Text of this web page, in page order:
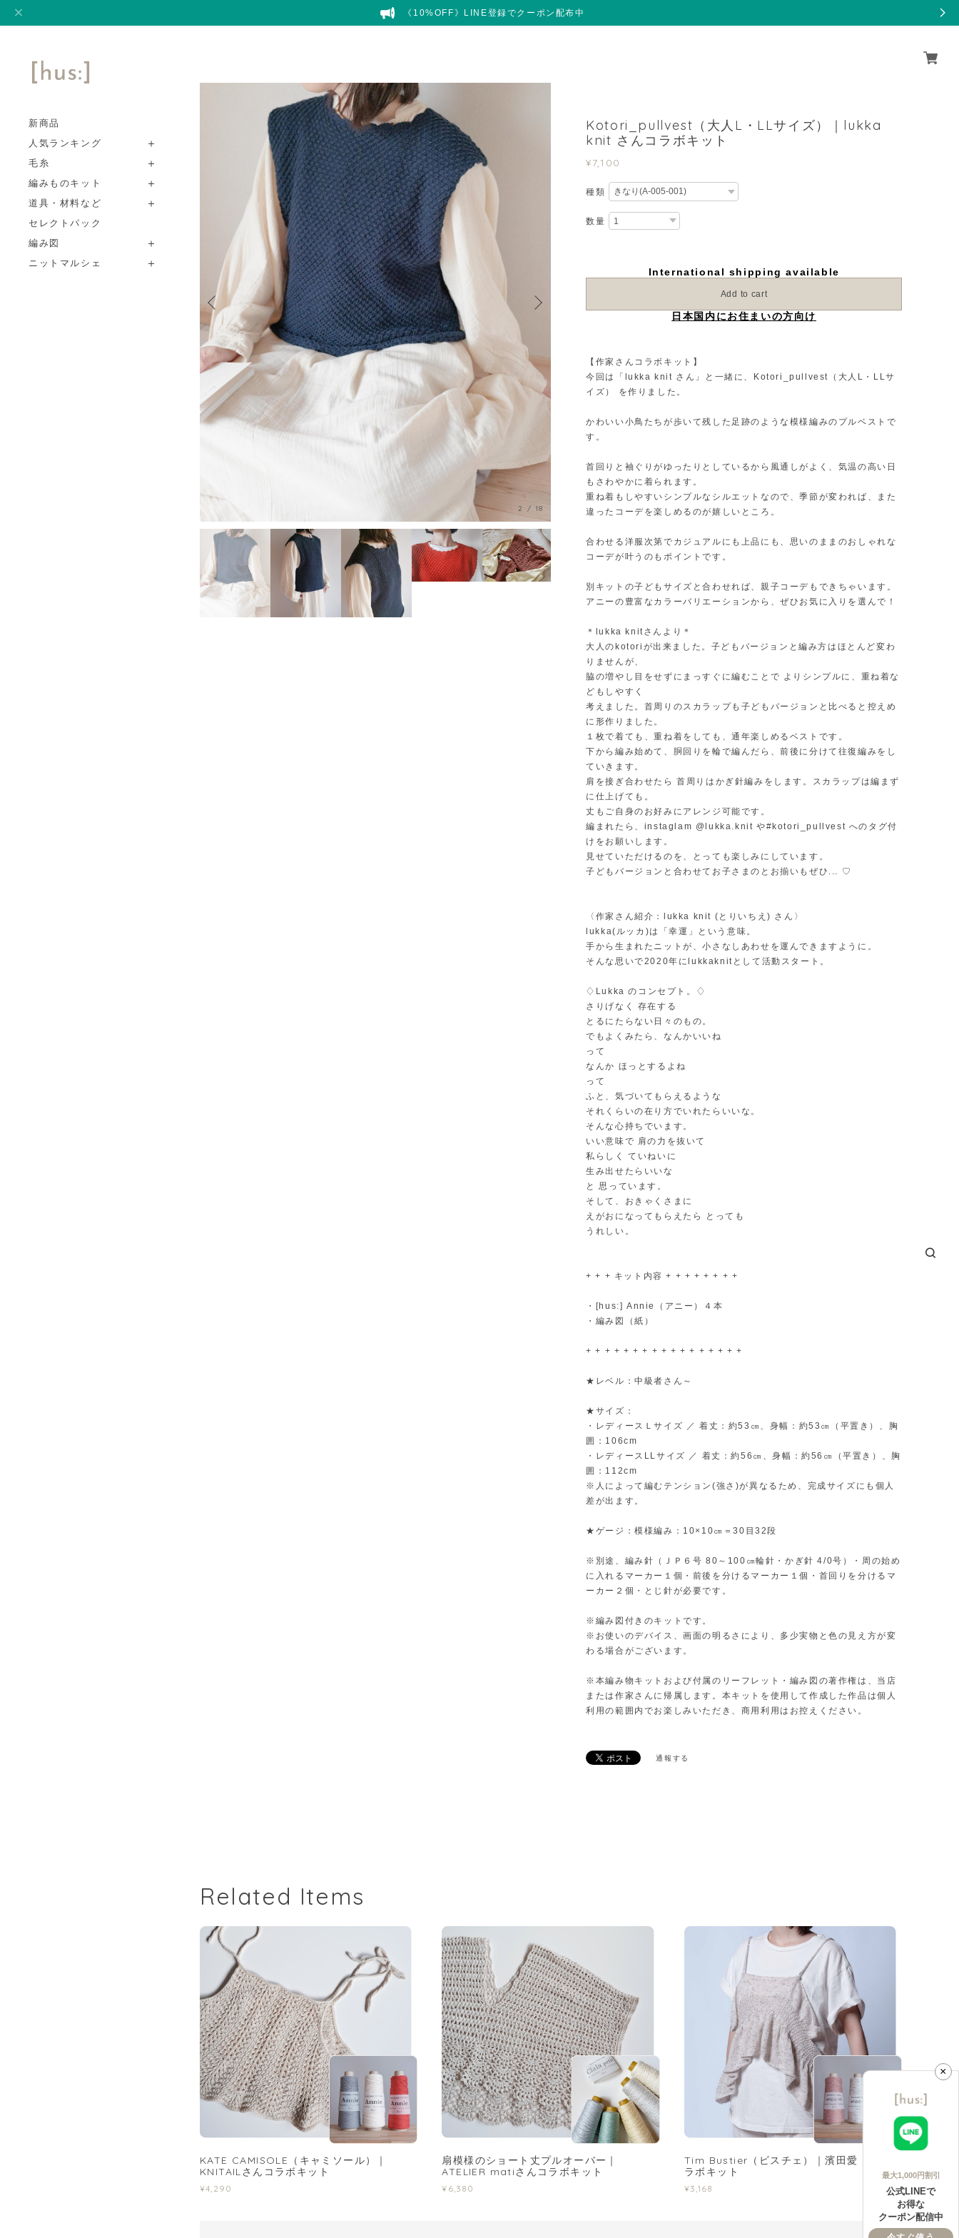
《10%OFF》LINE登録でクーポン配布中
新商品
人気ランキング
毛糸
編みものキット
道具・材料など
セレクトパック
編み図
ニットマルシェ
3 / 18
Kotori_pullvest（大人L・LLサイズ）｜lukka
knit さんコラボキット
¥7,100
種類
数量
International shipping available
Add to cart
日本国内にお住まいの方向け
【作家さんコラボキット】
今回は「lukka knit さん」と一緒に、Kotori_pullvest（大人L・LLサ
イズ） を作りました。
かわいい小鳥たちが歩いて残した足跡のような模様編みのプルベストで
す。
首回りと袖ぐりがゆったりとしているから風通しがよく、気温の高い日
もさわやかに着られます。
重ね着もしやすいシンプルなシルエットなので、季節が変われば、また
違ったコーデを楽しめるのが嬉しいところ。
合わせる洋服次第でカジュアルにも上品にも、思いのままのおしゃれな
コーデが叶うのもポイントです。
別キットの子どもサイズと合わせれば、親子コーデもできちゃいます。
アニーの豊富なカラーバリエーションから、ぜひお気に入りを選んで！
＊lukka knitさんより＊
大人のkotoriが出来ました。子どもバージョンと編み方はほとんど変わ
りませんが、
脇の増やし目をせずにまっすぐに編むことで よりシンプルに、重ね着な
どもしやすく
考えました。首周りのスカラップも子どもバージョンと比べると控えめ
に形作りました。
１枚で着ても、重ね着をしても、通年楽しめるベストです。
下から編み始めて、胴回りを輪で編んだら、前後に分けて往復編みをし
ていきます。
肩を接ぎ合わせたら 首周りはかぎ針編みをします。スカラップは編まず
に仕上げても。
丈もご自身のお好みにアレンジ可能です。
編まれたら、instaglam @lukka.knit や#kotori_pullvest へのタグ付
けをお願いします。
見せていただけるのを、とっても楽しみにしています。
子どもバージョンと合わせてお子さまのとお揃いもぜひ... ♡
〈作家さん紹介：lukka knit (とりいちえ) さん〉
lukka(ルッカ)は「幸運」という意味。
手から生まれたニットが、小さなしあわせを運んできますように。
そんな思いで2020年にlukkaknitとして活動スタート。
♢Lukka のコンセプト。♢
さりげなく 存在する
とるにたらない日々のもの。
でもよくみたら、なんかいいね
って
なんか ほっとするよね
って
ふと、気づいてもらえるような
それくらいの在り方でいれたらいいな。
そんな心持ちでいます。
いい意味で 肩の力を抜いて
私らしく ていねいに
生み出せたらいいな
と 思っています。
そして、おきゃくさまに
えがおになってもらえたら とっても
うれしい。
+ + + キット内容 + + + + + + + +
・[hus:] Annie（アニー）４本
・編み図（紙）
+ + + + + + + + + + + + + + + + +
★レベル：中級者さん～
★サイズ：
・レディースＬサイズ ／ 着丈：約53㎝、身幅：約53㎝（平置き）、胸
囲：106cm
・レディースLLサイズ ／ 着丈：約56㎝、身幅：約56㎝（平置き）、胸
囲：112cm
※人によって編むテンション(強さ)が異なるため、完成サイズにも個人
差が出ます。
★ゲージ：模様編み：10×10㎝＝30目32段
※別途、編み針（ＪＰ６号 80～100㎝輪針・かぎ針 4/0号）・周の始め
に入れるマーカー１個・前後を分けるマーカー１個・首回りを分けるマ
ーカー２個・とじ針が必要です。
※編み図付きのキットです。
※お使いのデバイス、画面の明るさにより、多少実物と色の見え方が変
わる場合がございます。
※本編み物キットおよび付属のリーフレット・編み図の著作権は、当店
または作家さんに帰属します。本キットを使用して作成した作品は個人
利用の範囲内でお楽しみいただき、商用利用はお控えください。
通報する
Related Items
KATE CAMISOLE（キャミソール）｜
KNITAILさんコラボキット
¥4,290
扇模様のショート丈プルオーバー｜
ATELIER matiさんコラボキット
¥6,380
Tim Bustier（ビスチェ）｜濱田愛 さんコ
ラボキット
¥3,168
×
最大1,000円割引
公式LINEで
お得な
クーポン配信中